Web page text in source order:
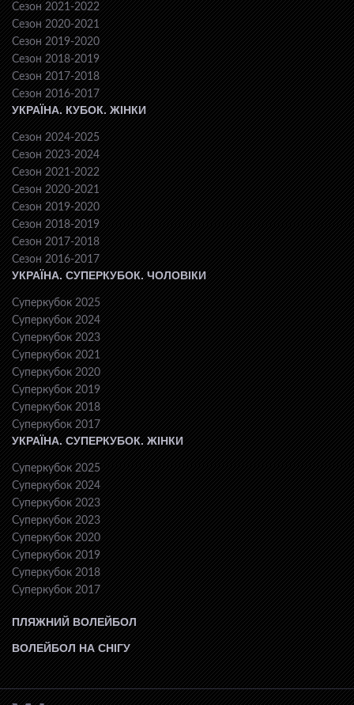
Сезон 2021-2022
Сезон 2020-2021
Сезон 2019-2020
Сезон 2018-2019
Сезон 2017-2018
Сезон 2016-2017
УКРАЇНА. КУБОК. ЖІНКИ
Сезон 2024-2025
Сезон 2023-2024
Сезон 2021-2022
Сезон 2020-2021
Сезон 2019-2020
Сезон 2018-2019
Сезон 2017-2018
Сезон 2016-2017
УКРАЇНА. СУПЕРКУБОК. ЧОЛОВІКИ
Суперкубок 2025
Суперкубок 2024
Суперкубок 2023
Суперкубок 2021
Суперкубок 2020
Суперкубок 2019
Суперкубок 2018
Суперкубок 2017
УКРАЇНА. СУПЕРКУБОК. ЖІНКИ
Суперкубок 2025
Суперкубок 2024
Суперкубок 2023
Суперкубок 2023
Суперкубок 2020
Суперкубок 2019
Суперкубок 2018
Суперкубок 2017
ПЛЯЖНИЙ ВОЛЕЙБОЛ
ВОЛЕЙБОЛ НА СНІГУ